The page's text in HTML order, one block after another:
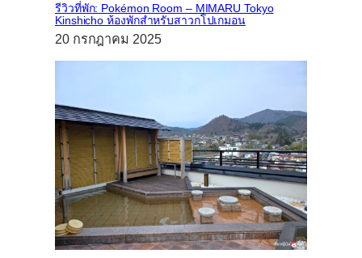
รีวิวที่พัก: Pokémon Room – MIMARU Tokyo
Kinshicho ห้องพักสำหรับสาวกโปเกมอน
20 กรกฎาคม 2025